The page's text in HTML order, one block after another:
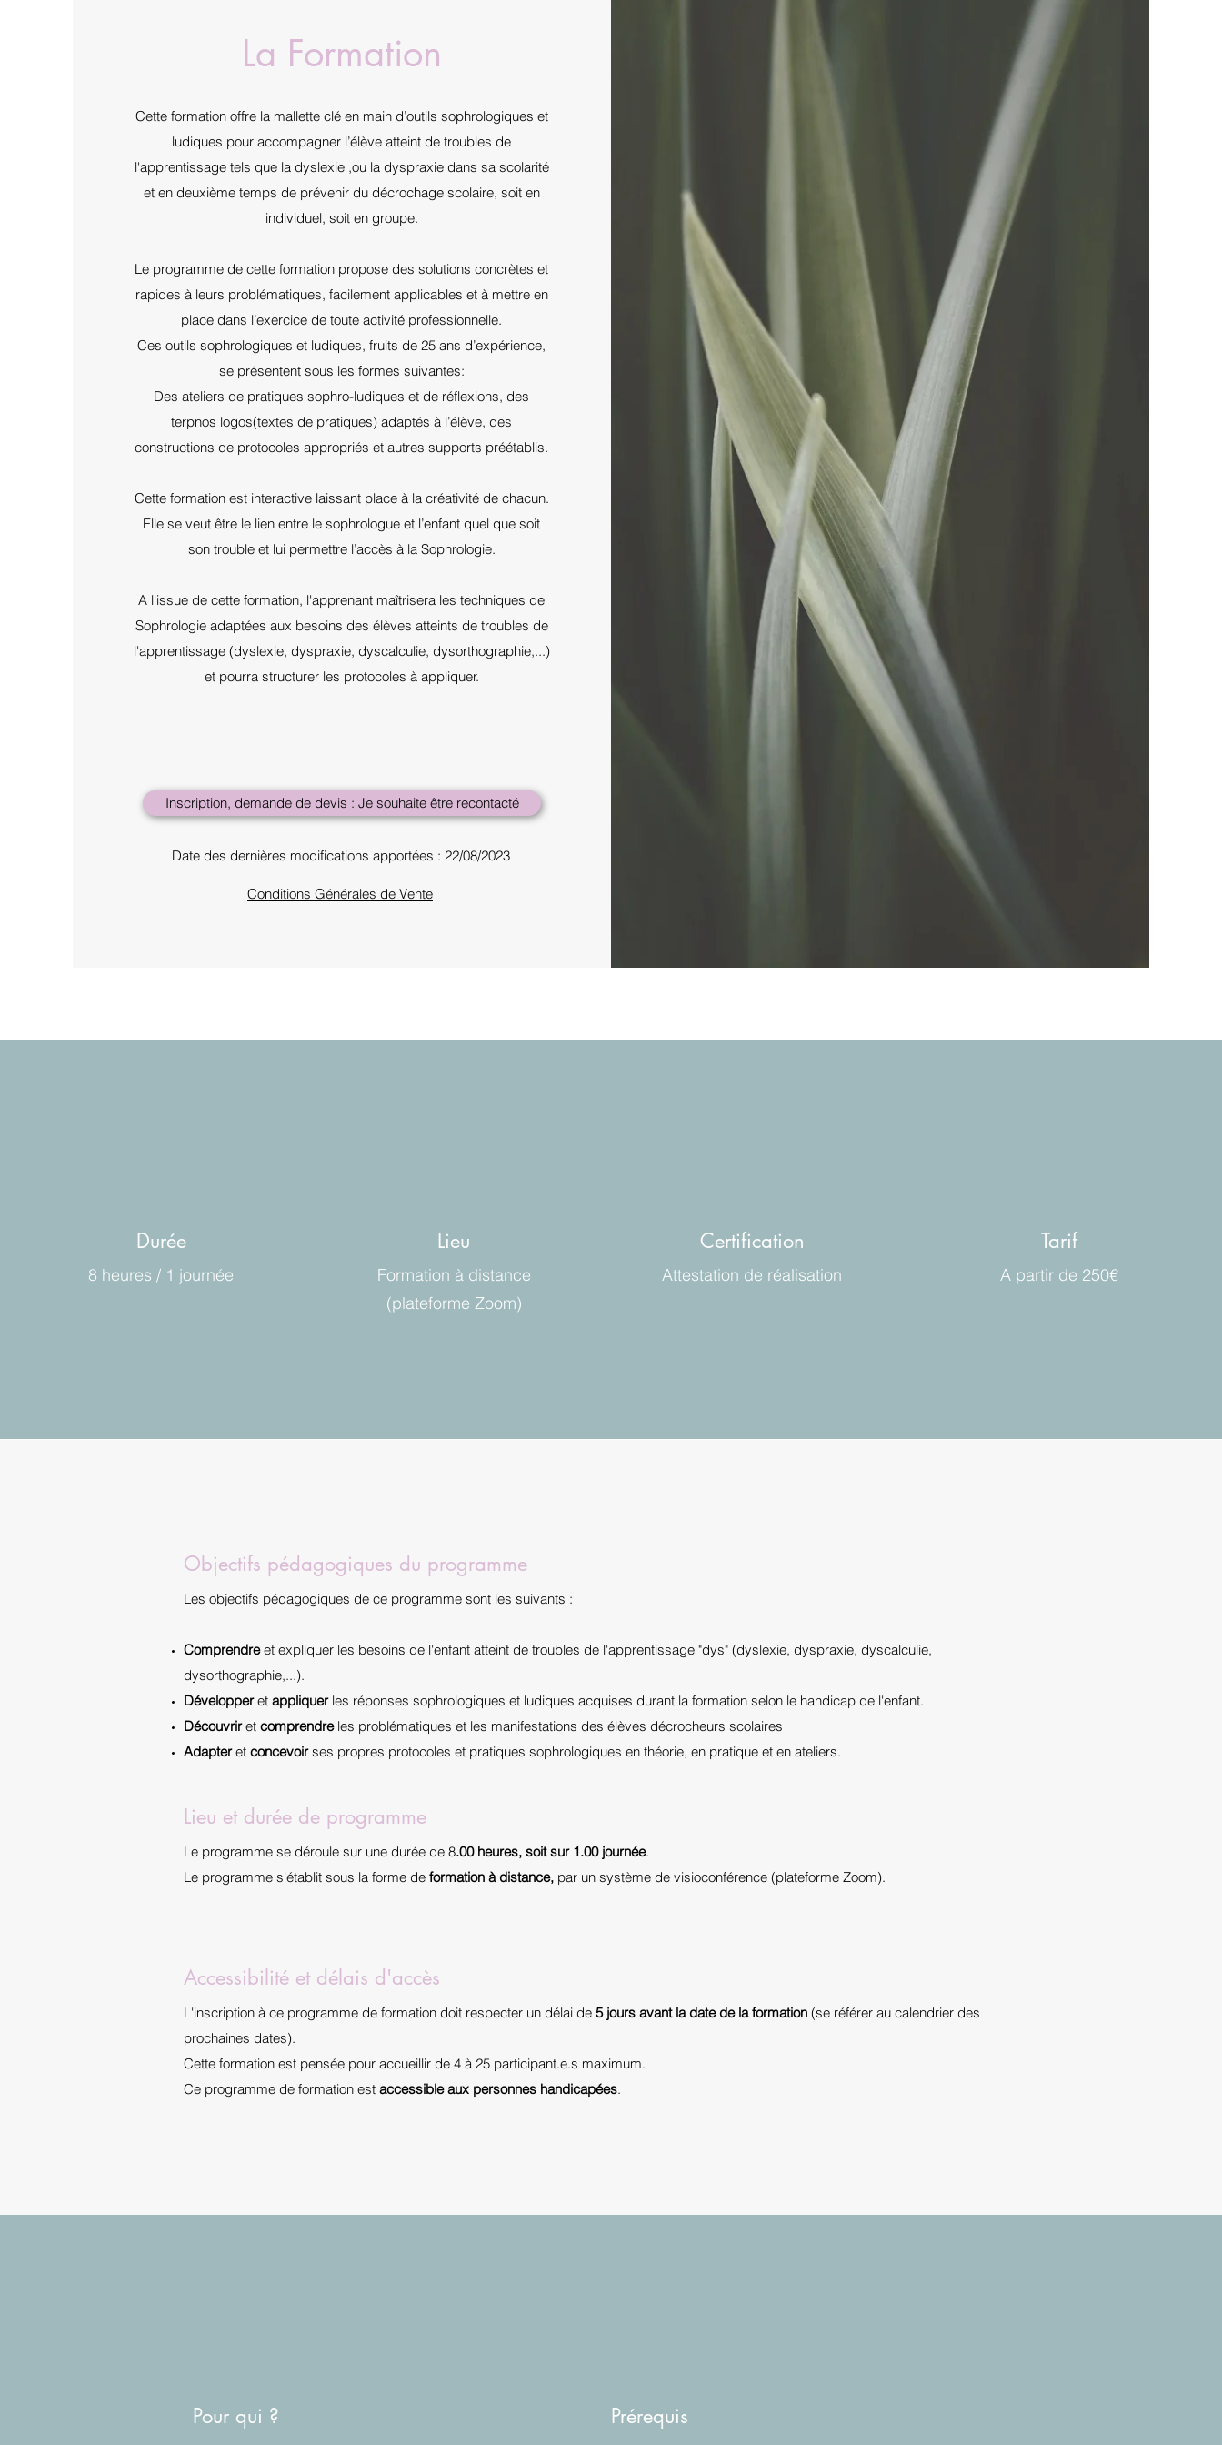
La Formation
Cette formation offre la mallette clé en main d’outils sophrologiques et
ludiques pour accompagner l’élève atteint de troubles de
l'apprentissage tels que la dyslexie ,ou la dyspraxie dans sa scolarité
et en deuxième temps de prévenir du décrochage scolaire, soit en
individuel, soit en groupe.
Le programme de cette formation propose des solutions concrètes et
rapides à leurs problématiques, facilement applicables et à mettre en
place dans l’exercice de toute activité professionnelle.
Ces outils sophrologiques et ludiques, fruits de 25 ans d’expérience,
se présentent sous les formes suivantes:
Des ateliers de pratiques sophro-ludiques et de réflexions, des
terpnos logos(textes de pratiques) adaptés à l’élève, des
constructions de protocoles appropriés et autres supports préétablis.
Cette formation est interactive laissant place à la créativité de chacun.
Elle se veut être le lien entre le sophrologue et l’enfant quel que soit
son trouble et lui permettre l’accès à la Sophrologie.
A l'issue de cette formation, l'apprenant maîtrisera les techniques de
Sophrologie adaptées aux besoins des élèves atteints de troubles de
l'apprentissage (dyslexie, dyspraxie, dyscalculie, dysorthographie,...)
et pourra structurer les protocoles à appliquer.
Inscription, demande de devis : Je souhaite être recontacté
Date des dernières modifications apportées : 22/08/2023
Conditions Générales de Vente
Durée
8 heures / 1 journée
Lieu
Formation à distance
(plateforme Zoom)
Certification
Attestation de réalisation
Tarif
A partir de 250€
Objectifs pédagogiques du programme
Les objectifs pédagogiques de ce programme sont les suivants :
Comprendreet expliquer les besoins de l'enfant atteint de troubles de l'apprentissage "dys" (dyslexie, dyspraxie, dyscalculie,
dysorthographie,...).
Développeret appliquer les réponses sophrologiques et ludiques acquises durant la formation selon le handicap de l'enfant.
Découvriret comprendre les problématiques et les manifestations des élèves décrocheurs scolaires
Adapteret concevoirses propres protocoles et pratiques sophrologiques en théorie, en pratique et en ateliers.
Lieu et durée de programme
Le programme se déroule sur une durée de 8.00 heures, soit sur 1.00 journée.
Le programme s'établit sous la forme de formation à distance, par un système de visioconférence (plateforme Zoom).
Accessibilité et délais d'accès
L'inscription à ce programme de formation doit respecter un délai de 5 jours avant la date de la formation (se référer au calendrier des
prochaines dates).
Cette formation est pensée pour accueillir de 4 à 25 participant.e.s maximum.
Ce programme de formation est accessible aux personnes handicapées.
Pour qui ? Prérequis